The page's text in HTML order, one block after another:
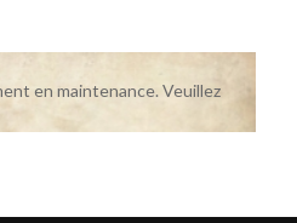
en maintenance. Veuillez